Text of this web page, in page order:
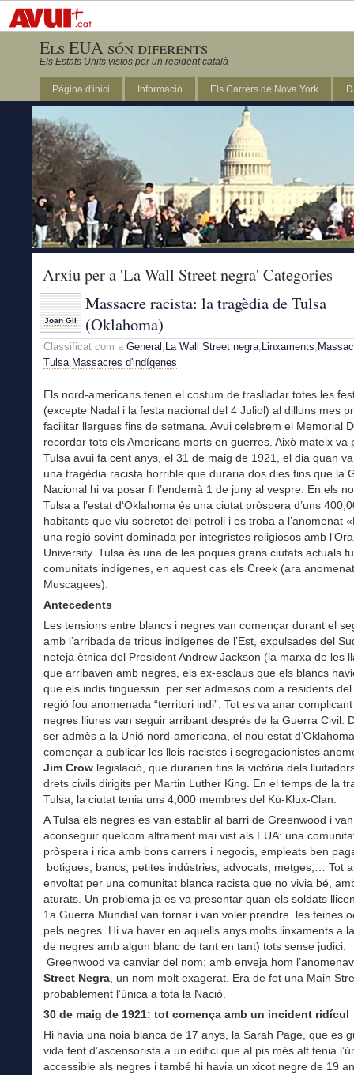
Els EUA són diferents
Els Estats Units vistos per un resident català
Pàgina d'inici Informació Els Carrers de Nova York
Arxiu per a 'La Wall Street negra' Categories
Joan Gil
Massacre racista: la tragèdia de Tulsa
(Oklahoma)
Classificat com a General , La Wall Street negra, Linxaments,
Tulsa, Massacres d'indígenes
Els nord-americans tenen el costum de traslladar totes les
(excepte Nadal i la festa nacional del 4 Juliol) al dilluns mes
facilitar llargues fins de setmana. Avui celebrem el Memorial
recordar tots els Americans morts en guerres. Això mateix va
Tulsa avui fa cent anys, el 31 de maig de 1921, el dia quan
una tragèdia racista horrible que duraria dos dies fins que la
Nacional hi va posar fi l’endemà 1 de juny al vespre. En els
Tulsa a l’estat d‘Oklahoma és una ciutat pròspera d’uns
habitants que viu sobretot del petroli i es troba a l’anomenat
una regió sovint dominada per integristes religiosos amb
University. Tulsa és una de les poques grans ciutats actuals
comunitats indígenes, en aquest cas els Creek (ara
Muscagees).
Antecedents
Les tensions entre blancs i negres van començar durant el
amb l’arribada de tribus indígenes de l’Est, expulsades del
neteja ètnica del President Andrew Jackson (la marxa de les
que arribaven amb negres, els ex-esclaus que els blancs
que els indis tinguessin per ser admesos com a residents del
regió fou anomenada “territori indi”. Tot es va anar
negres lliures van seguir arribant després de la Guerra Civil.
ser admès a la Unió nord-americana, el nou estat
començar a publicar les lleis racistes i segregacionistes
Jim Crow legislació, que durarien fins la victòria dels
drets civils dirigits per Martin Luther King. En el temps de la
Tulsa, la ciutat tenia uns 4,000 membres del Ku-Klux-Clan.
A Tulsa els negres es van establir al barri de Greenwood i
aconseguir quelcom altrament mai vist als EUA: una
pròspera i rica amb bons carrers i negocis, empleats ben
botigues, bancs, petites indústries, advocats, metges,… Tot
envoltat per una comunitat blanca racista que no vivia bé,
aturats. Un problema ja es va presentar quan els soldats
1a Guerra Mundial van tornar i van voler prendre les feines
pels negres. Hi va haver en aquells anys molts linxaments a
de negres amb algun blanc de tant en tant) tots sense judici.
Greenwood va canviar del nom: amb enveja hom
Street Negra, un nom molt exagerat. Era de fet una Main
probablement l’única a tota la Nació.
30 de maig de 1921: tot comença amb un incident ridícul
Hi havia una noia blanca de 17 anys, la Sarah Page, que es
vida fent d’ascensorista a un edifici que al pis més alt tenia
accessible als negres i també hi havia un xicot negre de 19